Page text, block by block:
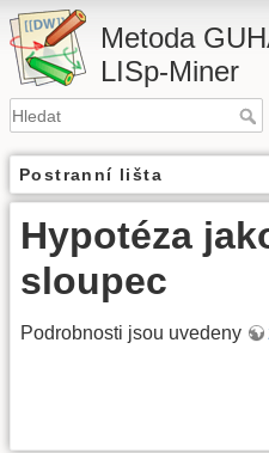
Metoda
LISp-Miner
Postranní lišta
Hypotéza
sloupec
Podrobnosti jsou uvedeny